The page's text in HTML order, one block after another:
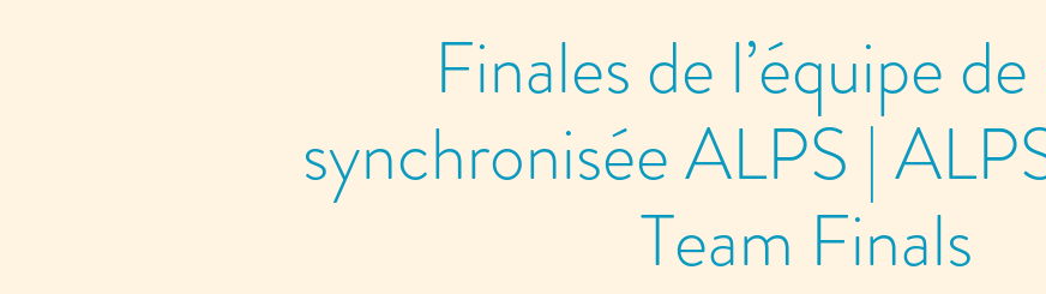
Finales de l’équipe
synchronisée ALPS |
Team Finals